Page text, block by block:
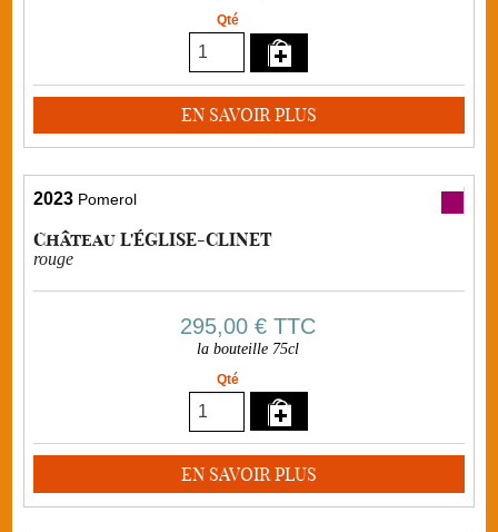
Qté
EN SAVOIR PLUS
2023 Pomerol
Château L'ÉGLISE-CLINET
rouge
295,00 € TTC
la bouteille 75cl
Qté
EN SAVOIR PLUS